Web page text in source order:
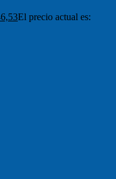
El precio actual es: